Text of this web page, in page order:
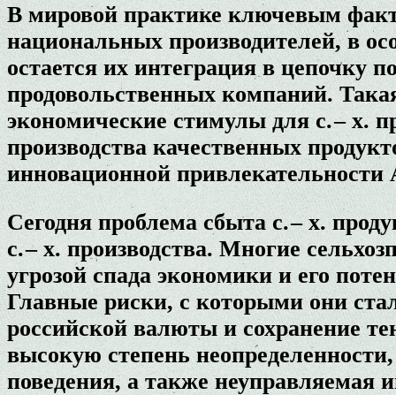
В мировой практике ключевым
национальных производителей, в
остается их интеграция в цепочку
продовольственных компаний.
экономические стимулы для с. – х.
производства качественных
инновационной
Сегодня проблема сбыта с. – х.
с. – х. производства. Многие
угрозой спада экономики и его
Главные риски, с которыми они
российской валюты и сохранение
высокую степень
поведения, а также